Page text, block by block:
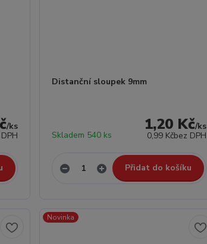
/ks
Distanční sloupek 9mm
1,20 Kč/ks
0,99 Kčbez DPH
Skladem 540 ks
Přidat do košíku
Novinka